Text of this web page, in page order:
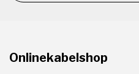
Onlinekabelshop